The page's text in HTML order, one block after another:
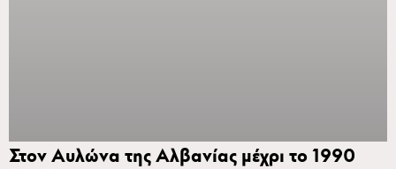
Στον Αυλώνα της Αλβανίας μέχρι το 1990